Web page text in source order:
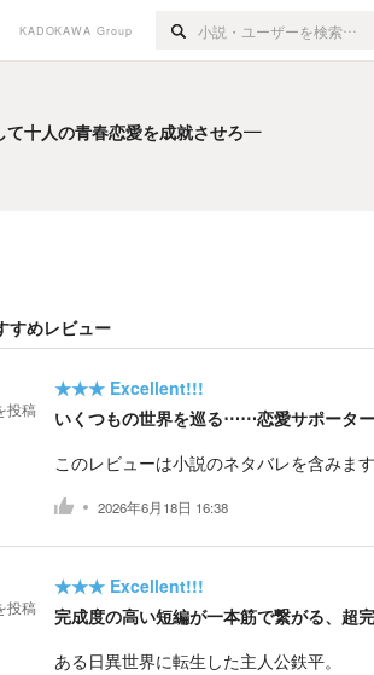
KADOKAWA Group
て十人の青春恋愛を成就させろ―
すめレビュー
投稿
★★★ Excellent!!!
いくつもの世界を巡る⋯⋯恋愛サポータ
このレビューは小説のネタバレを含みます
2026年6月18日 16:38
投稿
★★★ Excellent!!!
完成度の高い短編が一本筋で繋がる、超
ある日異世界に転生した主人公鉄平。